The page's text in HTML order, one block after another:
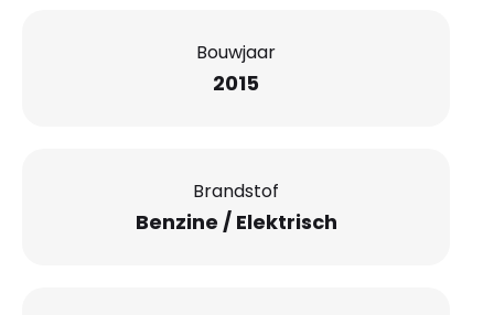
Bouwjaar
2015
Brandstof
Benzine / Elektrisch